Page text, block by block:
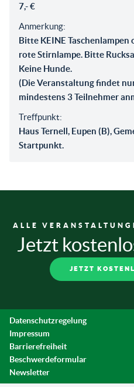
7,- €
Anmerkung:
Bitte KEINE Taschenlampen
rote Stirnlampe. Bitte
Keine Hunde.
(Die Veranstaltung findet
mindestens 3 Teilnehmer
Treffpunkt:
Haus Ternell, Eupen (B),
Startpunkt.
ALLE
Jetzt
JETZT
Datenschutzregelung
Impressum
Barrierefreiheit
Beschwerdeformular
Newsletter